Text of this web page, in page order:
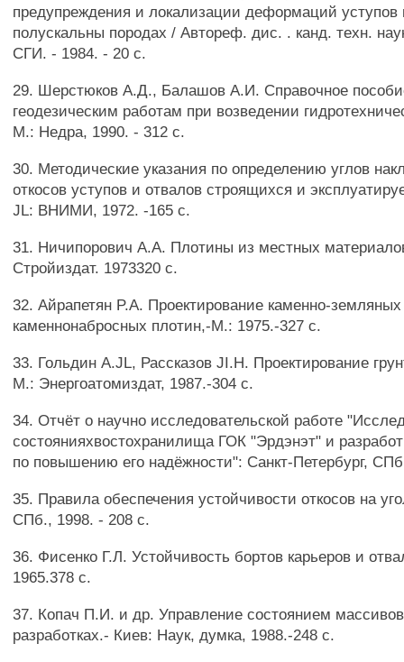
предупреждения и локализации деформаций уступов
полускальны породах / Автореф. дис. . канд. техн.
СГИ. - 1984. - 20 с.
29. Шерстюков А.Д., Балашов А.И. Справочное
геодезическим работам при возведении
М.: Недра, 1990. - 312 с.
30. Методические указания по определению углов
откосов уступов и отвалов строящихся и
JL: ВНИМИ, 1972. -165 с.
31. Ничипорович A.A. Плотины из местных
Стройиздат. 1973320 с.
32. Айрапетян P.A. Проектирование каменно-
каменнонабросных плотин,-М.: 1975.-327 с.
33. Гольдин A.JL, Рассказов JI.H. Проектирование
М.: Энергоатомиздат, 1987.-304 с.
34. Отчёт о научно исследовательской работе
состоянияхвостохранилища ГОК "Эрдэнэт" и
по повышению его надёжности": Санкт-Петербург,
35. Правила обеспечения устойчивости откосов на
СПб., 1998. - 208 с.
36. Фисенко Г.Л. Устойчивость бортов карьеров и
1965.378 с.
37. Копач П.И. и др. Управление состоянием
разработках.- Киев: Наук, думка, 1988.-248 с.